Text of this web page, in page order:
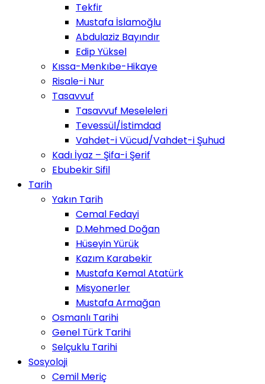
Tekfir
Mustafa İslamoğlu
Abdulaziz Bayındır
Edip Yüksel
Kıssa-Menkıbe-Hikaye
Risale-i Nur
Tasavvuf
Tasavvuf Meseleleri
Tevessül/İstimdad
Vahdet-i Vücud/Vahdet-i Şuhud
Kadı İyaz – Şifa-i Şerif
Ebubekir Sifil
Tarih
Yakın Tarih
Cemal Fedayi
D.Mehmed Doğan
Hüseyin Yürük
Kazım Karabekir
Mustafa Kemal Atatürk
Misyonerler
Mustafa Armağan
Osmanlı Tarihi
Genel Türk Tarihi
Selçuklu Tarihi
Sosyoloji
Cemil Meriç